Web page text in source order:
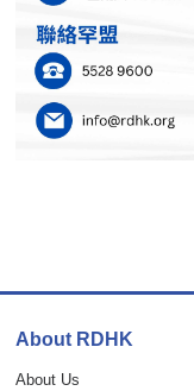
About RDHK
About Us